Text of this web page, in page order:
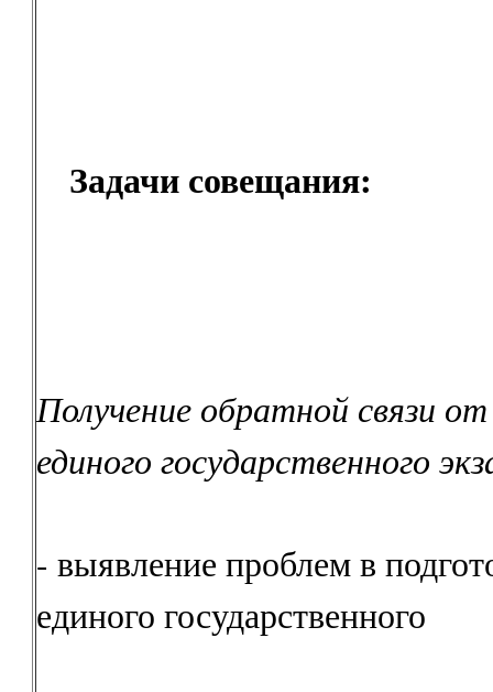
Задачи совещания:
Получение обратной связи
единого государственного
- выявление проблем в
единого государственного